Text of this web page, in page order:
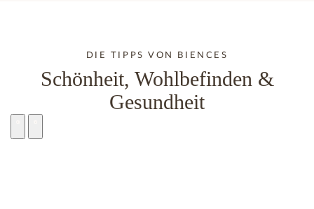
DIE TIPPS VON BIENCES
Schönheit, Wohlbefinden &
Gesundheit